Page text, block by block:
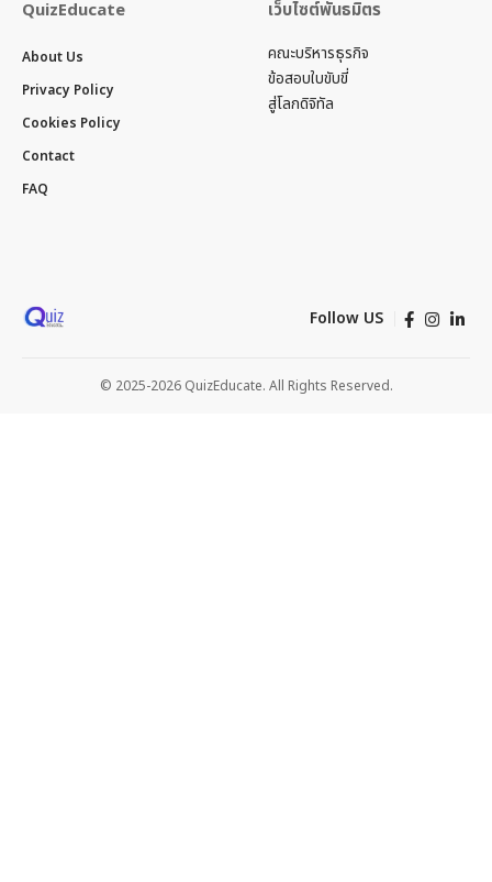
QuizEducate
About Us
Privacy Policy
Cookies Policy
Contact
FAQ
เว็บไซต์พันธมิตร
คณะบริหารธุรกิจ
ข้อสอบใบขับขี่
สู่โลกดิจิทัล
Follow US
© 2025-2026 QuizEducate. All Rights Reserved.